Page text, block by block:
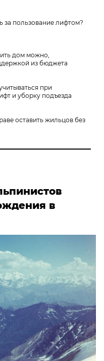
за пользование лифтом?
дом можно,
из бюджета
при
и уборку подъезда
оставить жильцов без
в